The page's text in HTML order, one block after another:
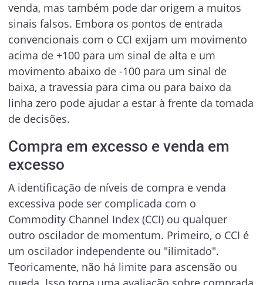
venda, mas também pode dar origem a muitos
sinais falsos. Embora os pontos de entrada
convencionais com o CCI exijam um movimento
acima de +100 para um sinal de alta e um
movimento abaixo de -100 para um sinal de
baixa, a travessia para cima ou para baixo da
linha zero pode ajudar a estar à frente da tomada
de decisões.
Compra em excesso e venda em
excesso
A identificação de níveis de compra e venda
excessiva pode ser complicada com o
Commodity Channel Index (CCI) ou qualquer
outro oscilador de momentum. Primeiro, o CCI é
um oscilador independente ou "ilimitado".
Teoricamente, não há limite para ascensão ou